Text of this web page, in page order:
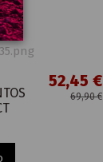
52,45 €
69,90 €